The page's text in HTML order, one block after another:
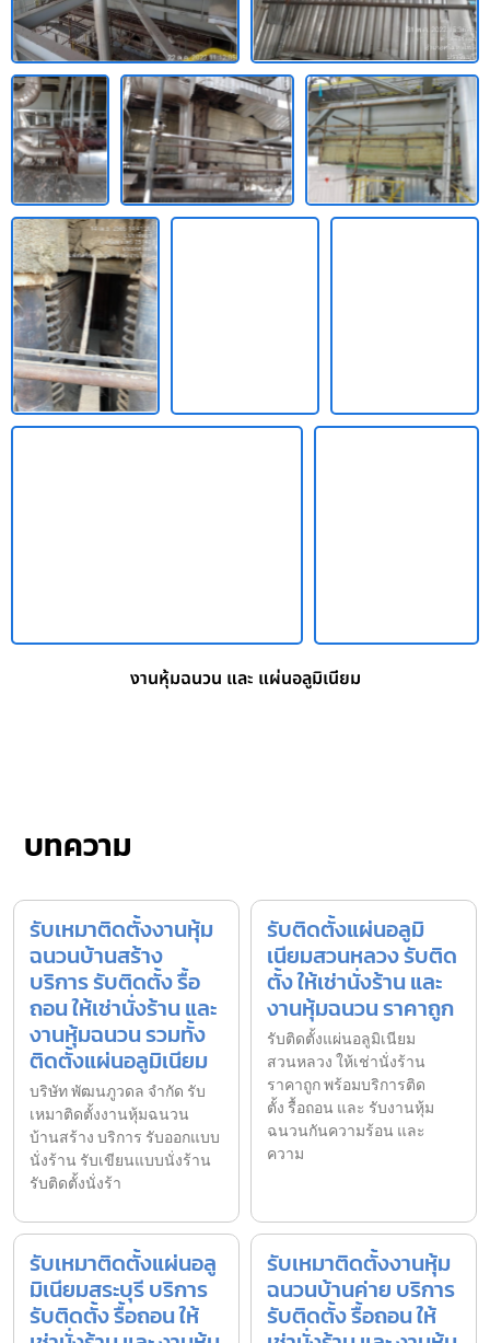
งานหุ้มฉนวน และ แผ่นอลูมิเนียม
บทความ
รับเหมาติดตั้งงานหุ้ม
ฉนวนบ้านสร้าง
บริการ รับติดตั้ง รื้อ
ถอน ให้เช่านั่งร้าน และ
งานหุ้มฉนวน รวมทั้ง
ติดตั้งแผ่นอลูมิเนียม
บริษัท พัฒนภูวดล จำกัด รับ
เหมาติดตั้งงานหุ้มฉนวน
บ้านสร้าง บริการ รับออกแบบ
นั่งร้าน รับเขียนแบบนั่งร้าน
รับติดตั้งนั่งร้า
รับติดตั้งแผ่นอลูมิ
เนียมสวนหลวง รับติด
ตั้ง ให้เช่านั่งร้าน และ
งานหุ้มฉนวน ราคาถูก
รับติดตั้งแผ่นอลูมิเนียม
สวนหลวง ให้เช่านั่งร้าน
ราคาถูก พร้อมบริการติด
ตั้ง รื้อถอน และ รับงานหุ้ม
ฉนวนกันความร้อน และ
ความ
รับเหมาติดตั้งแผ่นอลู
มิเนียมสระบุรี บริการ
รับติดตั้ง รื้อถอน ให้
รับเหมาติดตั้งงานหุ้ม
ฉนวนบ้านค่าย บริการ
รับติดตั้ง รื้อถอน ให้